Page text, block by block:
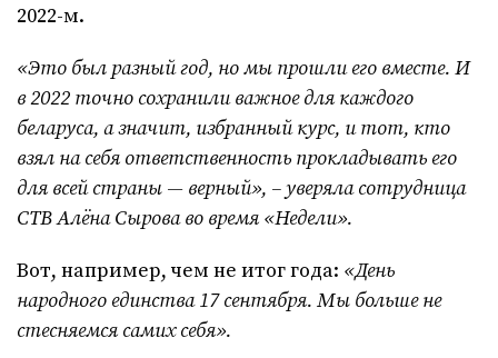
2022-м.
«Это был разный год, но мы прошли его вместе. И
в 2022 точно сохранили важное для каждого
беларуса, а значит, избранный курс, и тот, кто
взял на себя ответственность прокладывать его
для всей страны — верный», – уверяла сотрудница
СТВ Алёна Сырова во время «Недели».
Вот, например, чем не итог года: «День
народного единства 17 сентября. Мы больше не
стесняемся самих себя».